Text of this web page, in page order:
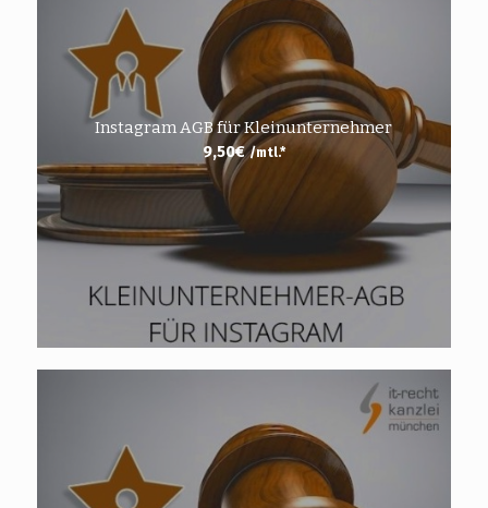
Instagram AGB für Kleinunternehmer
9,50€ /mtl.*